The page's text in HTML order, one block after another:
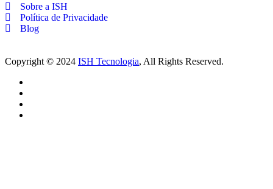
Sobre a ISH
Política de Privacidade
Blog
Copyright © 2024 ISH Tecnologia, All Rights Reserved.